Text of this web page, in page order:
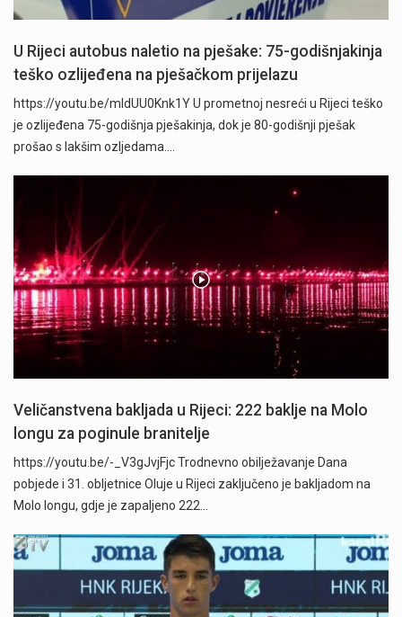
U Rijeci autobus naletio na pješake: 75-godišnjakinja
teško ozlijeđena na pješačkom prijelazu
https://youtu.be/mldUU0Knk1Y U prometnoj nesreći u Rijeci teško
je ozlijeđena 75-godišnja pješakinja, dok je 80-godišnji pješak
prošao s lakšim ozljedama.…
Veličanstvena bakljada u Rijeci: 222 baklje na Molo
longu za poginule branitelje
https://youtu.be/-_V3gJvjFjc Trodnevno obilježavanje Dana
pobjede i 31. obljetnice Oluje u Rijeci zaključeno je bakljadom na
Molo longu, gdje je zapaljeno 222…